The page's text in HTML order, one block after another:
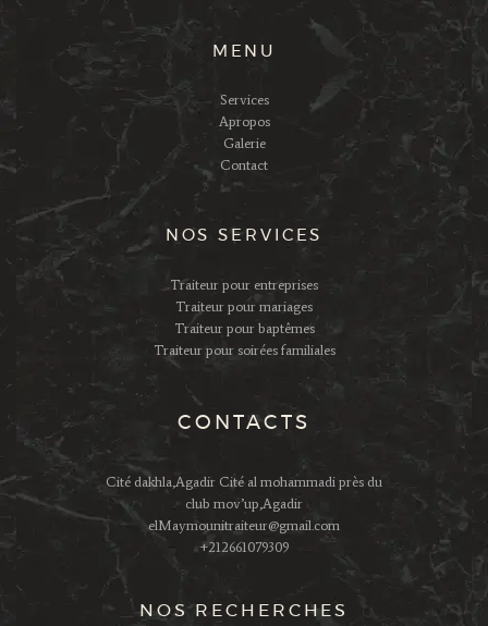
MENU
Services
Apropos
Galerie
Contact
NOS SERVICES
Traiteur pour entreprises
Traiteur pour mariages
Traiteur pour baptêmes
Traiteur pour soirées familiales
CONTACTS
Cité dakhla,Agadir Cité al mohammadi près du
club mov’up,Agadir
elMaymounitraiteur@gmail.com
+212661079309
NOS RECHERCHES